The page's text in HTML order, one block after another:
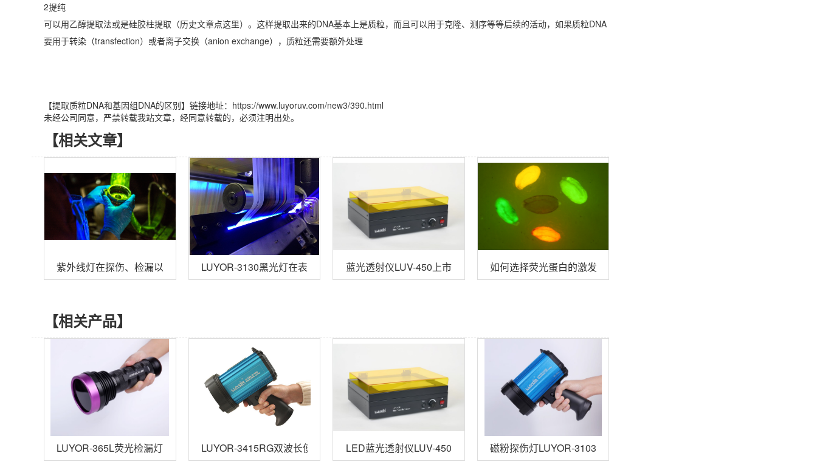
2提纯
可以用乙醇提取法或是硅胶柱提取（历史文章点这里）。这样提取出来的DNA基本上是质粒，而且可以用于克隆、测序等等后续的活动，如果质粒DNA
要用于转染（transfection）或者离子交换（anion exchange），质粒还需要额外处理
【提取质粒DNA和基因组DNA的区别】链接地址：https://www.luyoruv.com/new3/390.html
未经公司同意，严禁转载我站文章，经同意转载的，必须注明出处。
【相关文章】
紫外线灯在探伤、检漏以及乳制品等行业的应用LUYOR-3130黑光灯在表面油污检测的应用蓝光透射仪LUV-450上市 如何选择荧光蛋白的激发波长？
【相关产品】
LUYOR-365L荧光检漏灯 LUYOR-3415RG双波长便携式荧光蛋白激发光源
LED蓝光透射仪LUV-450 磁粉探伤灯LUYOR-3103P